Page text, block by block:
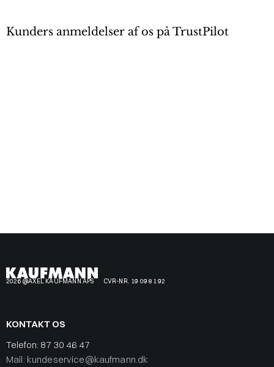
Kunders anmeldelser af os på TrustPilot
2026 @AXEL KAUFMANN APS CVR-NR. 19 09 81 92
KONTAKT OS
Telefon: 87 30 46 47
Mail: kundeservice@kaufmann.dk